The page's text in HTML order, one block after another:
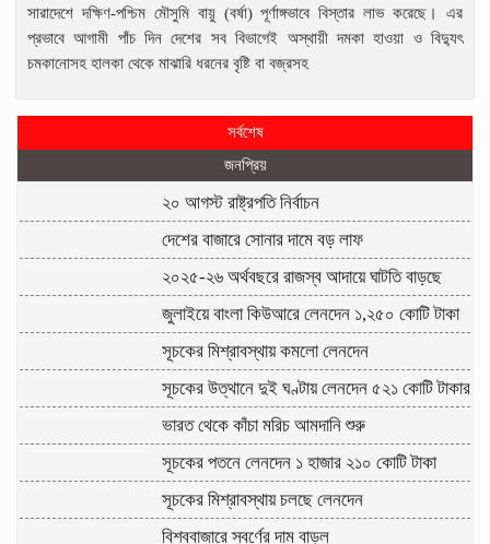
সারাদেশে দক্ষিণ-পশ্চিম মৌসুমি বায়ু (বর্ষা) পূর্ণাঙ্গভাবে বিস্তার লাভ করেছে। এর
প্রভাবে আগামী পাঁচ দিন দেশের সব বিভাগেই অস্থায়ী দমকা হাওয়া ও বিদ্যুৎ
চমকানোসহ হালকা থেকে মাঝারি ধরনের বৃষ্টি বা বজ্রসহ
সর্বশেষ
জনপ্রিয়
২০ আগস্ট রাষ্ট্রপতি নির্বাচন
দেশের বাজারে সোনার দামে বড় লাফ
২০২৫-২৬ অর্থবছরে রাজস্ব আদায়ে ঘাটতি বাড়ছে
জুলাইয়ে বাংলা কিউআরে লেনদেন ১,২৫০ কোটি টাকা
সূচকের মিশ্রাবস্থায় কমলো লেনদেন
সূচকের উত্থানে দুই ঘণ্টায় লেনদেন ৫২১ কোটি টাকার
ভারত থেকে কাঁচা মরিচ আমদানি শুরু
সূচকের পতনে লেনদেন ১ হাজার ২১০ কোটি টাকা
সূচকের মিশ্রাবস্থায় চলছে লেনদেন
বিশ্ববাজারে স্বর্ণের দাম বাড়ল